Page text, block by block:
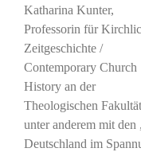
Katharina Kunter,
Professorin für
Zeitgeschichte /
Contemporary Church
History an der
Theologischen
unter anderem mit
Deutschland im